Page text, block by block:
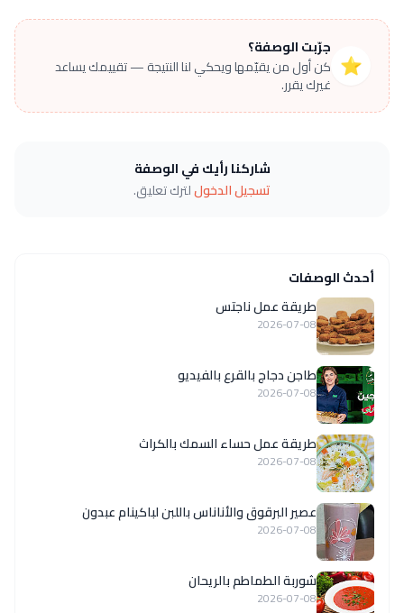
⭐
جرّبت الوصفة؟
كن أول من يقيّمها ويحكي لنا النتيجة — تقييمك يساعد
غيرك يقرر.
شاركنا رأيك في الوصفة
تسجيل الدخوللترك تعليق.
أحدث الوصفات
طريقة عمل ناجتس
2026-07-08
طاجن دجاج بالقرع بالفيديو
2026-07-08
طريقة عمل حساء السمك بالكراث
2026-07-08
عصير البرقوق والأناناس باللبن لباكينام عبدون
2026-07-08
شوربة الطماطم بالريحان
2026-07-08